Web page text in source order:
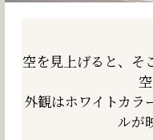
空を見上げると、そ
外観はホワイトカラ
ルが